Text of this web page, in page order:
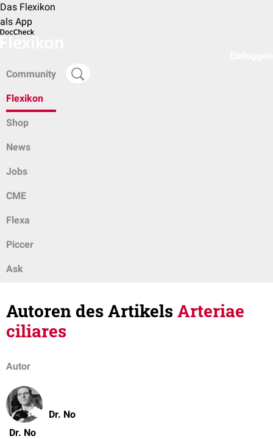
Das Flexikon
als App
Community
Flexikon
Shop
News
Jobs
CME
Flexa
Piccer
Ask
Autoren des ArtikelsArteriae
ciliares
Autor
Dr. No
Dr. No